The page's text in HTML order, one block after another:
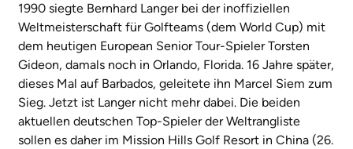
1990 siegte Bernhard Langer bei der inoffiziellen
Weltmeisterschaft für Golfteams (dem World Cup) mit
dem heutigen European Senior Tour-Spieler Torsten
Gideon, damals noch in Orlando, Florida. 16 Jahre später,
dieses Mal auf Barbados, geleitete ihn Marcel Siem zum
Sieg. Jetzt ist Langer nicht mehr dabei. Die beiden
aktuellen deutschen Top-Spieler der Weltrangliste
sollen es daher im Mission Hills Golf Resort in China (26.